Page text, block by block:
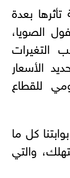
بعدة
الصويا،
التغيرات
الأسعار
للقطاع
كل ما
والتي